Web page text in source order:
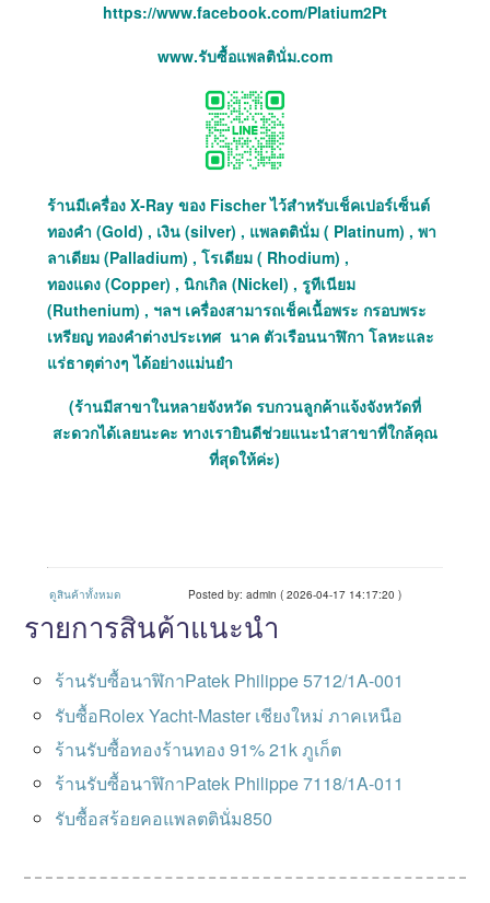
https://www.facebook.com/Platium2Pt
www.รับซื้อแพลตินั่ม.com
ร้านมีเครื่อง X-Ray ของ Fischer ไว้สำหรับเช็คเปอร์เซ็นต์
ทองคำ (Gold) , เงิน (silver) , แพลตตินั่ม ( Platinum) , พา
ลาเดียม (Palladium) , โรเดียม ( Rhodium) ,
ทองแดง (Copper) , นิกเกิล (Nickel) , รูทีเนียม
(Ruthenium) , ฯลฯ เครื่องสามารถเช็คเนื้อพระ กรอบพระ
เหรียญ ทองคำต่างประเทศ นาค ตัวเรือนนาฬิกา โลหะและ
แร่ธาตุต่างๆ ได้อย่างแม่นยำ
(ร้านมีสาขาในหลายจังหวัด รบกวนลูกค้าแจ้งจังหวัดที่
สะดวกได้เลยนะคะ ทางเรายินดีช่วยแนะนำสาขาที่ใกล้คุณ
ที่สุดให้ค่ะ)
ดูสินค้าทั้งหมด Posted by: admin ( 2026-04-17 14:17:20 )
รายการสินค้าแนะนำ
ร้านรับซื้อนาฬิกาPatek Philippe 5712/1A-001
รับซื้อRolex Yacht-Master เชียงใหม่ ภาคเหนือ
ร้านรับซื้อทองร้านทอง 91% 21k ภูเก็ต
ร้านรับซื้อนาฬิกาPatek Philippe 7118/1A-011
รับซื้อสร้อยคอแพลตตินั่ม850